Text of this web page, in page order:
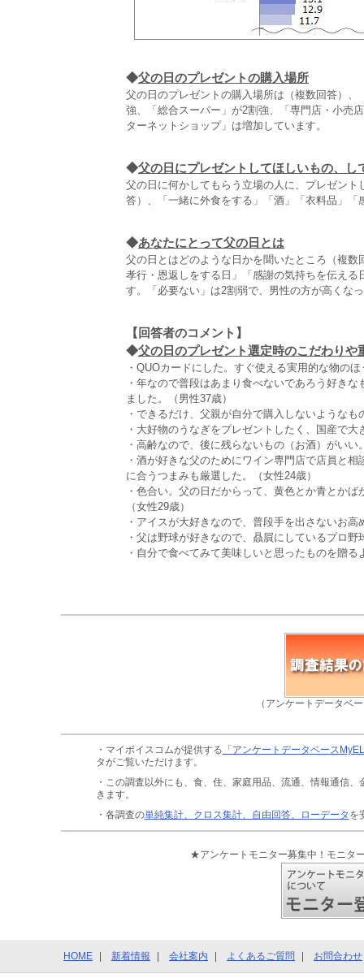
◆父の日のプレゼントの購入場所
父の日のプレゼントの購入場所は（複数回答）
強、「総合スーパー」が2割強、「専門店・小売
ターネットショップ」は増加しています。
◆父の日にプレゼントしてほしいもの、し
父の日に何かしてもらう立場の人に、プレゼン
答）、「一緒に外食をする」「酒」「衣料品」
◆あなたにとって父の日とは
父の日とはどのような日かを聞いたところ（複
孝行・恩返しをする日」「感謝の気持ちを伝え
す。「必要ない」は2割弱で、男性の方が高くな
【回答者のコメント】
◆父の日のプレゼント選定時のこだわりや
・QUOカードにした。すぐ使える実用的な物の
・年なので普段はあまり食べないであろう好き
ました。（男性37歳）
・できるだけ、父親が自分で購入しないような
・大好物のうなぎをプレゼントしたく、国産で
・高齢なので、後に残らないもの（お酒）がいい
・酒が好きな父のためにワイン専門店で店員と
に合うつまみも厳選した。（女性24歳）
・色合い。父の日だからって、黄色とか青とか
（女性29歳）
・アイスが大好きなので、普段手を出さないお
・父は野球が好きなので、贔屓にしているプロ
・自分で食べてみて美味しいと思ったものを贈
（アンケートデータベ
・マイボイスコムが提供する 「アンケートデータベース
タがご覧いただけます。
・この調査以外にも、食、住、家庭用品、流通、情報通信、
きます。
・各調査の単純集計、クロス集計、自由回答、ローデータ を
★アンケートモニター募集中！モニタ
HOME 新着情報 会社案内 よくあるご質問 お問合わせ